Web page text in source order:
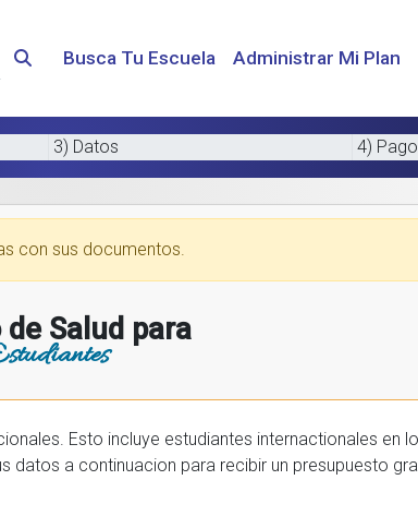
Busca Tu Escuela Administrar Mi Plan
3) Datos 4) Pago
con sus documentos.
de Salud para
en los EE.UU. y tambien